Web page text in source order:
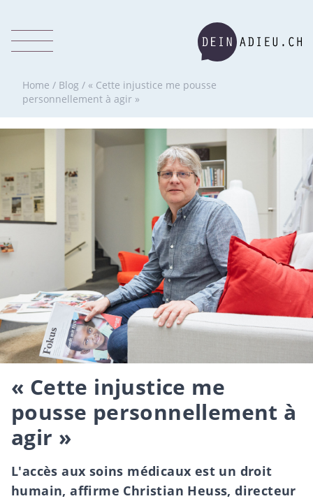
Home / Blog / « Cette injustice me pousse
personnellement à agir »
« Cette injustice me
pousse personnellement à
agir »
L'accès aux soins médicaux est un droit
humain, affirme Christian Heuss, directeur